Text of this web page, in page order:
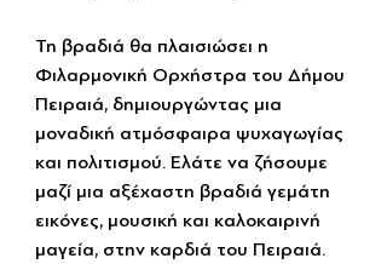
Τη βραδιά θα πλαισιώσει η
Φιλαρμονική Ορχήστρα του Δήμου
Πειραιά, δημιουργώντας μια
μοναδική ατμόσφαιρα ψυχαγωγίας
και πολιτισμού. Ελάτε να ζήσουμε
μαζί μια αξέχαστη βραδιά γεμάτη
εικόνες, μουσική και καλοκαιρινή
μαγεία, στην καρδιά του Πειραιά.